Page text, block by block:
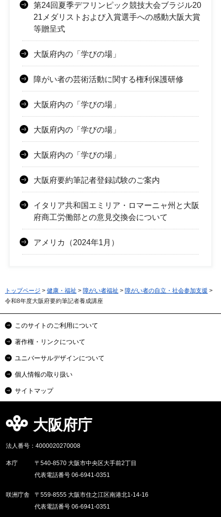
第24回夏季デフリンピック競技大会ブラジル20
21メダリストおよび入賞選手への感動大阪大賞
等贈呈式
大阪府内の「学びの場」
障がい者の芸術活動に関する権利保護研修
大阪府内の「学びの場」
大阪府内の「学びの場」
大阪府内の「学びの場」
大阪府要約筆記者登録試験のご案内
イタリア共和国エミリア・ロマーニャ州と大阪
府商工労働部との意見交換会について
アメリカ（2024年1月）
トップページ > 健康・福祉 > 障がい者福祉 > 障がい者の自立・社会参加支援 >
令和8年度大阪府要約筆記者養成講座
このサイトのご利用について
著作権・リンクについて
ユニバーサルデザインについて
個人情報の取り扱い
サイトマップ
大阪府庁
法人番号：4000020270008
本庁
〒540-8570 大阪市中央区大手前2丁目
代表電話番号 06-6941-0351
咲洲庁舎
〒559-8555 大阪市住之江区南港北1-14-16
代表電話番号 06-6941-0351